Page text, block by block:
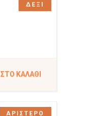
ΣΤΟ ΚΑΛΆΘΙ
ΔΕΞΙ
ΑΡΙΣΤΕΡΟ